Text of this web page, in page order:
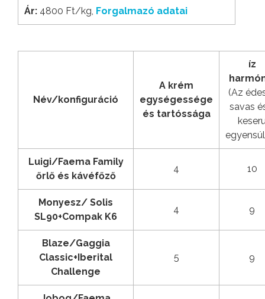
Ár: 4800 Ft/kg, Forgalmazó adatai
Név/konfiguráció
A krém
egységessége
és tartóssága
íz
(Az
savas
Luigi/Faema Family
őrlő és kávéfőző
4 10
Monyesz/ Solis
SL90+Compak K6
4 9
Blaze/Gaggia
Classic+Iberital
Challenge
5 9